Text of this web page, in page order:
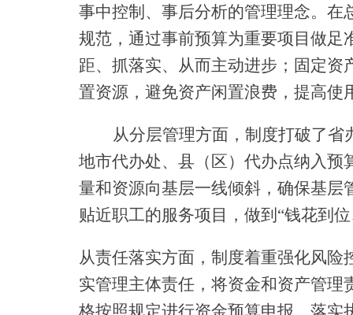
事中控制、事后分析的管理理念。
规范，通过事前预算为重要项目做足
距、抓落实、从而主动进步；固定
置资源，避免资产闲置浪费，提高使
从分层管理方面，制度打破了省
地市代办处、县（区）代办点纳入
量和资源向基层一线倾斜，确保基
贴近职工的服务项目，做到“钱花到
从责任落实方面，制度着重强化风
实管理主体责任，将资金和资产管
格按照规定进行资金预算申报、落